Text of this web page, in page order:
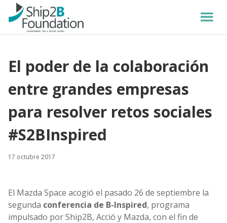
El poder de la colaboración
entre grandes empresas
para resolver retos sociales
#S2BInspired
17 octubre 2017
El Mazda Space acogió el pasado 26 de septiembre la
segunda conferencia de B-Inspired, programa
impulsado por Ship2B, Acció y Mazda, con el fin de